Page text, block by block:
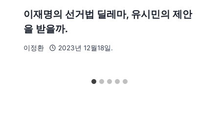
이재명의 선거법 딜레마, 유시민의 제안
을 받을까.
이정환 2023년 12월18일.